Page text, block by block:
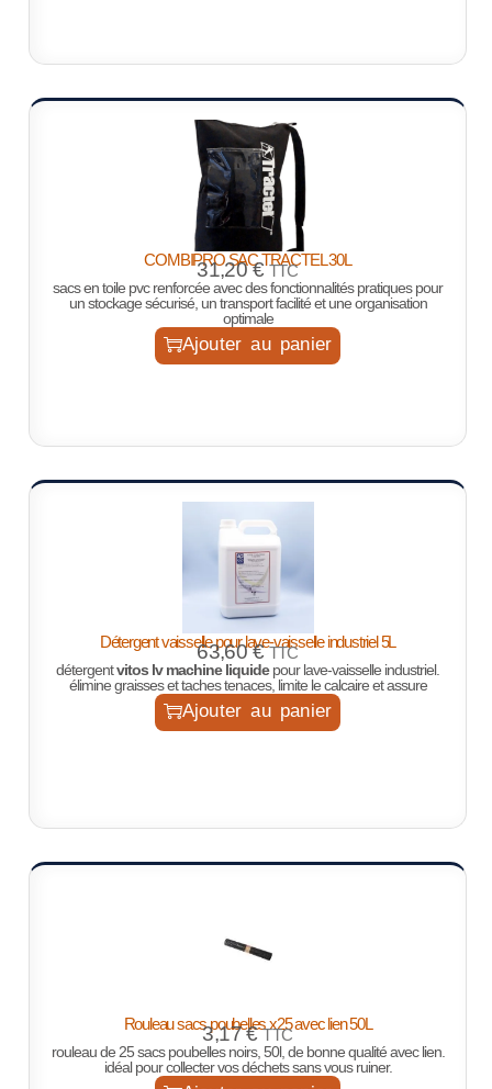
COMBIPRO SAC TRACTEL 30L
31,20€ TTC
sacs en toile pvc renforcée avec des fonctionnalités pratiques pour
un stockage sécurisé, un transport facilité et une organisation
optimale
Ajouter au panier
Détergent vaisselle pour lave-vaisselle industriel 5L
63,60€ TTC
détergentvitos lv machine liquidepour lave-vaisselle industriel.
élimine graisses et taches tenaces, limite le calcaire et assure
Ajouter au panier
Rouleau sacs poubelles x25 avec lien 50L
3,17€ TTC
rouleau de 25 sacs poubelles noirs, 50l, de bonne qualité avec lien.
idéal pour collecter vos déchets sans vous ruiner.